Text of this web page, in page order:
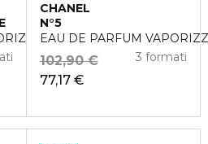
CHANEL
N°5
EAU DE PARFUM
77,17 €
102,90 € 3 formati